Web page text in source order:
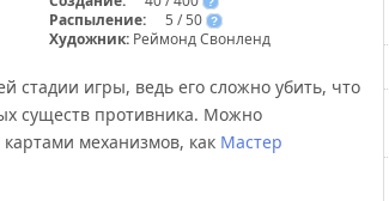
Распыление: 5 / 50 ?
Художник: Реймонд Свонленд
стадии игры, ведь его сложно убить, что
существ противника. Можно
механизмов, как Мастер